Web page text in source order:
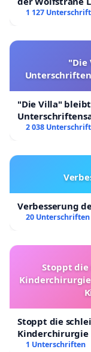
1 127
"Die
"Die Villa" bleibt
2 038
Verbesserung
20 Unterschriften
Stoppt die
Stoppt die
Kinderchirurgie
Kinder in
1 Unterschriften